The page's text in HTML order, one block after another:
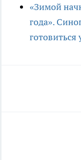
«Зимой
года».